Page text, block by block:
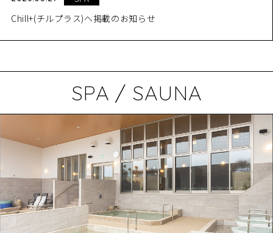
Chill+(チルプラス)へ掲載のお知らせ
SPA / SAUNA